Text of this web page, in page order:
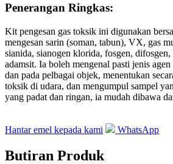
Penerangan Ringkas:
Kit pengesan gas toksik ini digunakan
mengesan sarin (soman, tabun), VX, gas
sianida, sianogen klorida, fosgen,
adamsit. Ia boleh mengenal pasti jenis
dan pada pelbagai objek, menentukan
toksik di udara, dan mengumpul sampel
yang padat dan ringan, ia mudah dibawa
Hantar emel kepada kami WhatsApp
Butiran Produk